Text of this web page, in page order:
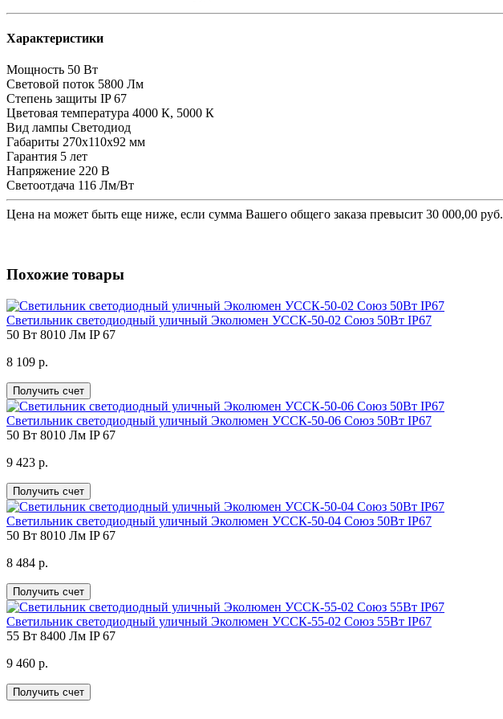
Характеристики
Мощность 50 Вт
Световой поток 5800 Лм
Степень защиты IP 67
Цветовая температура 4000 К, 5000 К
Вид лампы Светодиод
Габариты 270х110х92 мм
Гарантия 5 лет
Напряжение 220 В
Светоотдача 116 Лм/Вт
Цена на может быть еще ниже, если сумма Вашего общего заказа превысит 30 000,00 руб.
Похожие товары
Светильник светодиодный уличный Эколюмен УССК-50-02 Союз 50Вт IP67
50 Вт 8010 Лм IP 67
8 109 р.
Получить счет
Светильник светодиодный уличный Эколюмен УССК-50-06 Союз 50Вт IP67
50 Вт 8010 Лм IP 67
9 423 р.
Получить счет
Светильник светодиодный уличный Эколюмен УССК-50-04 Союз 50Вт IP67
50 Вт 8010 Лм IP 67
8 484 р.
Получить счет
Светильник светодиодный уличный Эколюмен УССК-55-02 Союз 55Вт IP67
55 Вт 8400 Лм IP 67
9 460 р.
Получить счет